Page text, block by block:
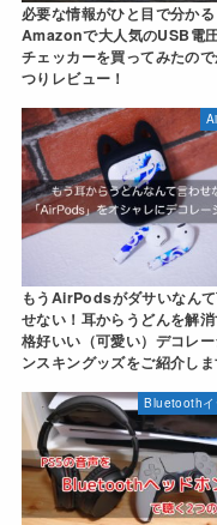
必要な情報がひと目で分かる
Amazonで大人気のUSB電
チェッカーを買ってみたの
つりレビュー！
もうAirPodsがダサいなん
せない！耳からうどんを解
格好いい（可愛い）デコレー
ンスキングッズをご紹介しま
Bluetoothイ